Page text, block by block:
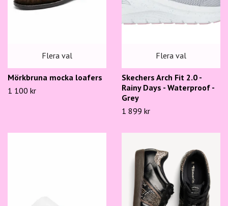
Flera val
Mörkbruna mocka loafers
1 100 kr
Flera val
Skechers Arch Fit 2.0 -
Rainy Days - Waterproof -
Grey
1 899 kr